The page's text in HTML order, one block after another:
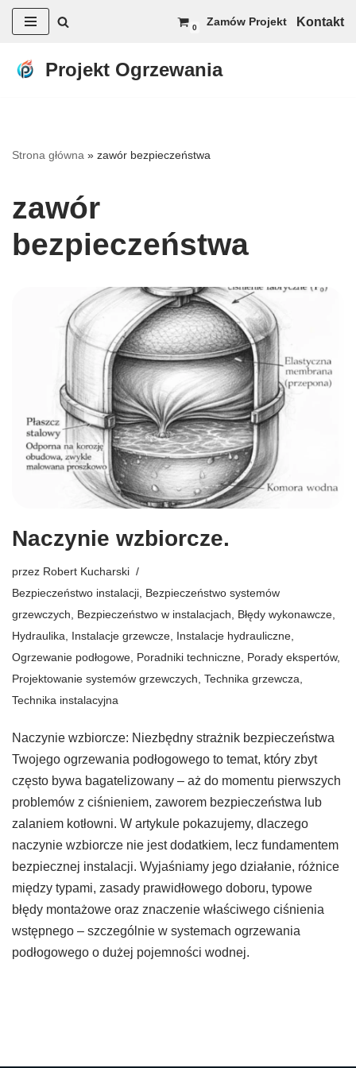
do
0 Zamów Projekt Kontakt
Projekt Ogrzewania
Strona główna » zawór bezpieczeństwa
zawór
bezpieczeństwa
Naczynie wzbiorcze.
przez Robert Kucharski
Bezpieczeństwo instalacji Bezpieczeństwo systemów
grzewczych
Bezpieczeństwo w instalacjach Błędy wykonawcze
Hydraulika
Instalacje grzewcze Instalacje hydrauliczne
Ogrzewanie podłogowe Poradniki techniczne Porady ekspertów,
Projektowanie systemów grzewczych Technika grzewcza
Technika instalacyjna
Naczynie wzbiorcze: Niezbędny strażnik bezpieczeństwa
Twojego ogrzewania podłogowego to temat, który zbyt
często bywa bagatelizowany – aż do momentu pierwszych
problemów z ciśnieniem, zaworem bezpieczeństwa lub
zalaniem kotłowni. W artykule pokazujemy, dlaczego
naczynie wzbiorcze nie jest dodatkiem, lecz fundamentem
bezpiecznej instalacji. Wyjaśniamy jego działanie, różnice
między typami, zasady prawidłowego doboru, typowe
błędy montażowe oraz znaczenie właściwego ciśnienia
wstępnego – szczególnie w systemach ogrzewania
podłogowego o dużej pojemności wodnej.